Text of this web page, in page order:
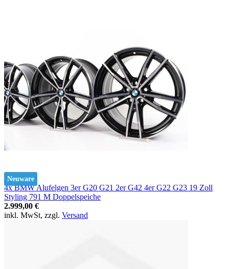
Neuware
4x BMW Alufelgen 3er G20 G21 2er G42 4er G22 G23 19 Zoll
Styling 791 M Doppelspeiche
2.999,00 €
inkl. MwSt, zzgl. Versand